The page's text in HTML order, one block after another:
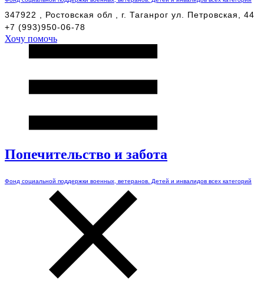
347922 , Ростовская обл , г. Таганрог ул. Петровская, 44
+7 (993)950-06-78
Хочу помочь
Попечительство и забота
Фонд социальной поддержки военных, ветеранов. Детей и инвалидов всех категорий